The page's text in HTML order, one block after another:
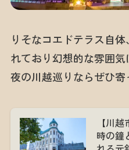
りそなコエドテラス自
れており幻想的な雰囲気
夜の川越巡りならぜひ寄
【川
時の鐘